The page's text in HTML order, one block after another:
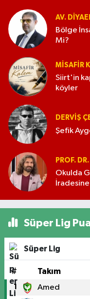
AV.
Bölge
Mi?
MISAFIR
Siirt'in
köyler
DERVIŞ
Şefik
PROF.
Okulda
İradesine
Süper Lig
Süper Lig
# Takım
1 Amed